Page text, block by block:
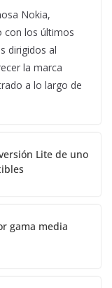
Nokia,
con los últimos
dirigidos al
la marca
a lo largo de
Lite de uno
gama media